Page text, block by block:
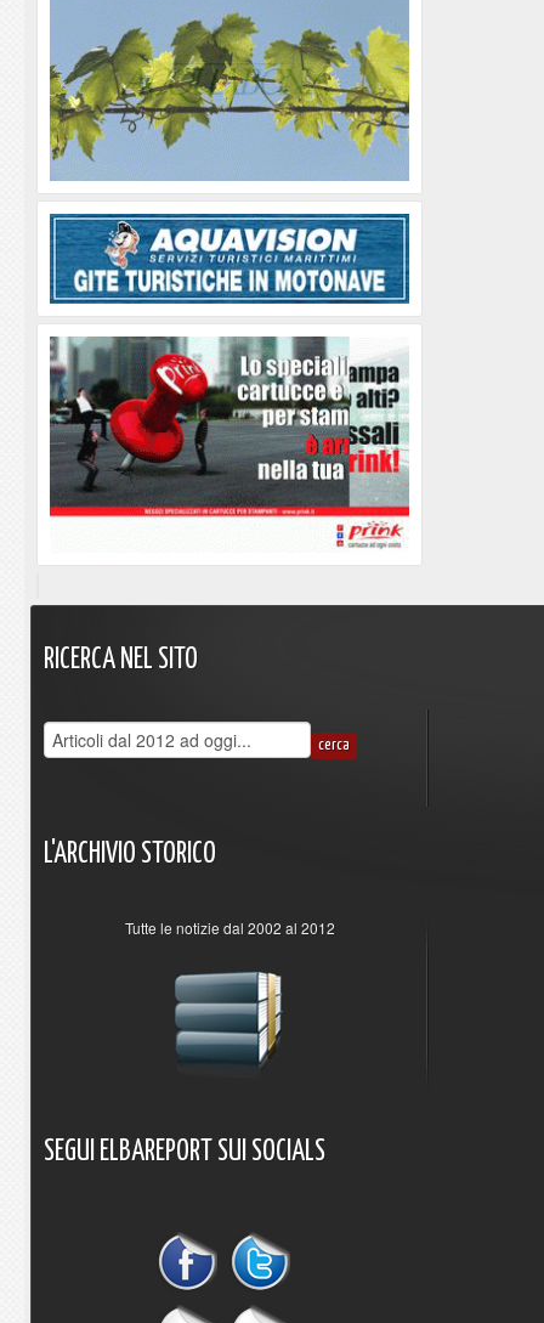
RICERCA NEL SITO
L'ARCHIVIO STORICO
Tutte le notizie dal 2002 al 2012
SEGUI ELBAREPORT SUI SOCIALS